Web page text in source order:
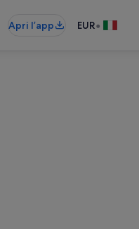
Apri l’app EUR•